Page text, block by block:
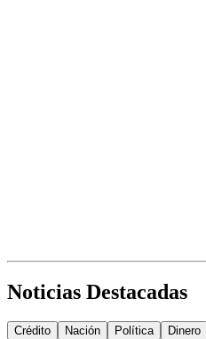
Noticias Destacadas
Crédito Nación Política Dinero